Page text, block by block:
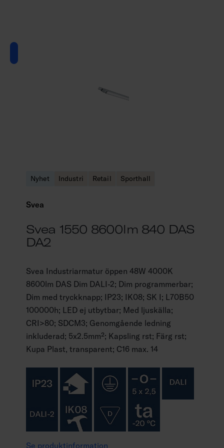
Nyhet Industri Retail Sporthall
Svea
Svea 1550 8600lm 840 DAS
DA2
Svea Industriarmatur öppen 48W 4000K
8600lm DAS Dim DALI-2; Dim programmerbar;
Dim med tryckknapp; IP23; IK08; SK I; L70B50
100000h; LED ej utbytbar; Med ljuskälla;
CRI>80; SDCM3; Genomgående ledning
inkluderad; 5x2.5mm²; Kapsling rst; Färg rst;
Kupa Plast, transparent; C16 max. 14
Se produktinformation